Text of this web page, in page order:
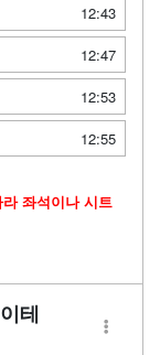
12:43
12:47
12:53
12:55
좌석이나 시트
테